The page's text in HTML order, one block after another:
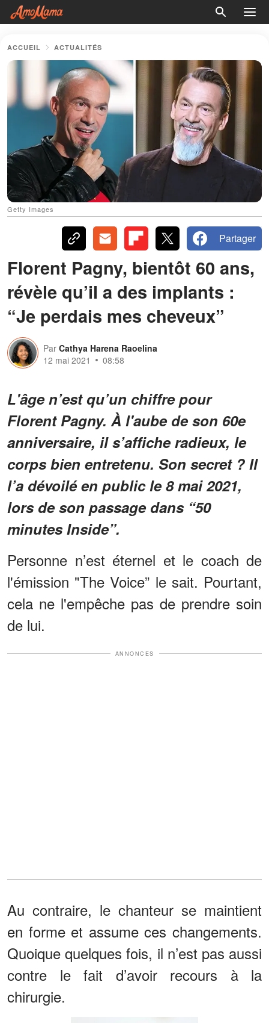
ACCUEIL ACTUALITÉS
Getty Images
Partager
Florent Pagny, bientôt 60 ans,
révèle qu’il a des implants :
“Je perdais mes cheveux”
Par Cathya Harena Raoelina
12 mai 2021
08:58
L'âge n’est qu’un chiffre pour
Florent Pagny. À l'aube de son 60e
anniversaire, il s’affiche radieux, le
corps bien entretenu. Son secret ? Il
l’a dévoilé en public le 8 mai 2021,
lors de son passage dans “50
minutes Inside”.
Personne n’est éternel et le coach de
l'émission "The Voice” le sait. Pourtant,
cela ne l'empêche pas de prendre soin
de lui.
ANNONCES
Au contraire, le chanteur se maintient
en forme et assume ces changements.
Quoique quelques fois, il n’est pas aussi
contre le fait d’avoir recours à la
chirurgie.